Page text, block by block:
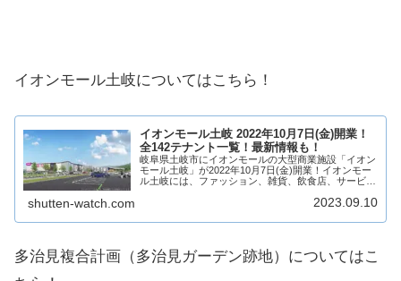
イオンモール土岐についてはこちら！
イオンモール土岐 2022年10月7日(金)開業！
全142テナント一覧！最新情報も！
岐阜県土岐市にイオンモールの大型商業施設「イオン
モール土岐」が2022年10月7日(金)開業！イオンモー
ル土岐には、ファッション、雑貨、飲食店、サービス
の大型商業施設が開業！サーキット場や温...
shutten-watch.com 2023.09.10
多治見複合計画（多治見ガーデン跡地）についてはこ